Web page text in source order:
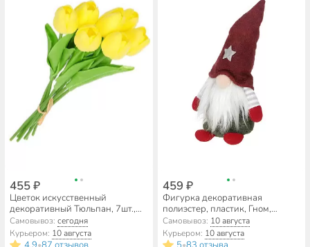
455 ₽
Цветок искусственный
декоративный Тюльпан, 7шт.,
33 см, желтый, Y6-
10418/A300008
Самовывоз:сегодня
Курьером: 10 августа
459 ₽
Фигурка декоративная
полиэстер, пластик, Гном,
19х9.5 см, в ассортименте, Y4-
2816
Самовывоз: 10 августа
Курьером: 10 августа